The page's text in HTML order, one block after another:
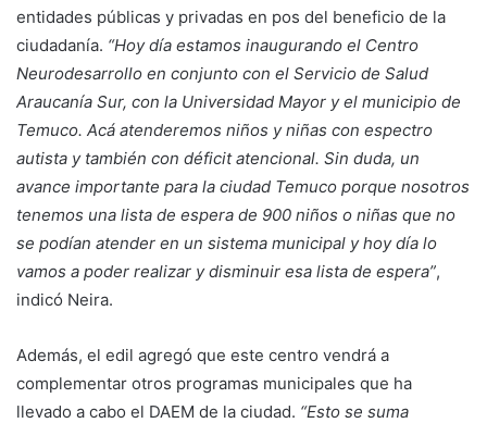
entidades públicas y privadas en pos del beneficio de la
ciudadanía. “Hoy día estamos inaugurando el Centro
Neurodesarrollo en conjunto con el Servicio de Salud
Araucanía Sur, con la Universidad Mayor y el municipio de
Temuco. Acá atenderemos niños y niñas con espectro
autista y también con déficit atencional. Sin duda, un
avance importante para la ciudad Temuco porque nosotros
tenemos una lista de espera de 900 niños o niñas que no
se podían atender en un sistema municipal y hoy día lo
vamos a poder realizar y disminuir esa lista de espera”,
indicó Neira.
Además, el edil agregó que este centro vendrá a
complementar otros programas municipales que ha
llevado a cabo el DAEM de la ciudad. “Esto se suma